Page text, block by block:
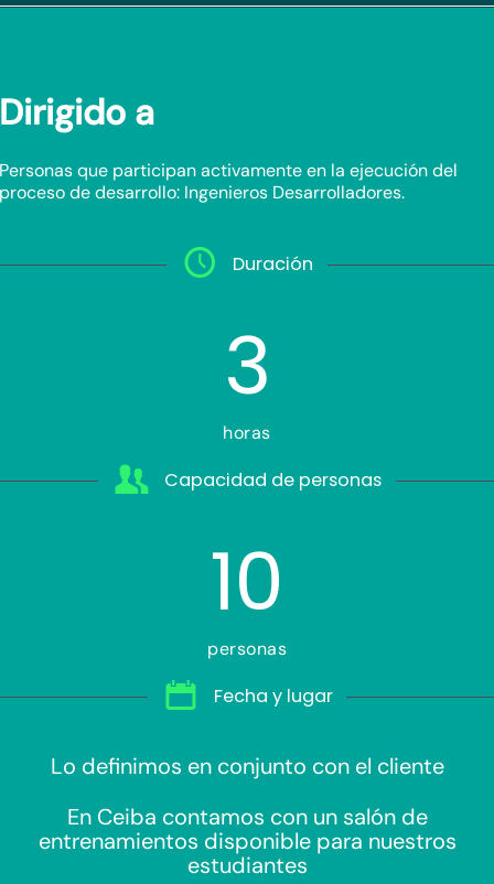
Dirigido a
Personas que participan activamente en la ejecución del
proceso de desarrollo: Ingenieros Desarrolladores.
Duración
3
horas
Capacidad de personas
10
personas
Fecha y lugar
Lo definimos en conjunto con el cliente
En Ceiba contamos con un salón de
entrenamientos disponible para nuestros
estudiantes